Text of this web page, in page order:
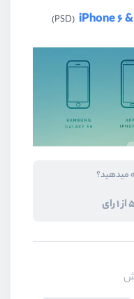
iPhone 6
(PSD)
میدهید؟
5 از 1 رای